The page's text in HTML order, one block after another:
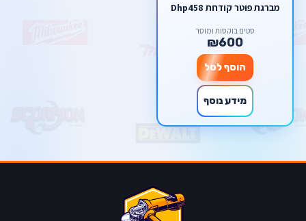
מברגת פוטר קודחת Dhp458
סטים בוקסות ומוסך
₪600
הוסף לסל
מידע נוסף